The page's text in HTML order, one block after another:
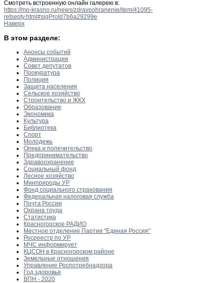
Смотреть встроенную онлайн галерею в:
https://mo-krasno.ru/news/zdravoohranenie/item/41095-
retsepty.html#sigProId7b6a29299e
Наверх
В этом разделе:
Анонсы событий
Администрация
Совет депутатов
Прокуратура
Полиция
Защита населения
Сельское хозяйство
Строительство и ЖКХ
Образование
Экономика
Культура
Библиотека
Спорт
Молодежь
Опека и попечительство
Предпринимательство
Здравоохранение
Социальный фонд
Лесное хозяйство
Минприроды УР
Фонд социального страхования
Федеральная налоговая служба
Почта России
Охрана труда
Статистика
Красногорское РАДИО
Местное отделение Партии "Единая Россия"
Росреестр по УР
МЧС информирует
КЦСОН в Красногорском районе
Земельные отношения
Управление Роспотребнадзора
Год здоровья
ВПН - 2020